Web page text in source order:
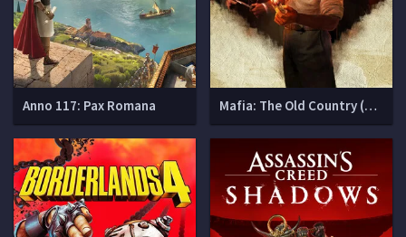
Anno 117: Pax Romana Mafia: The Old Country (Мафия 4)